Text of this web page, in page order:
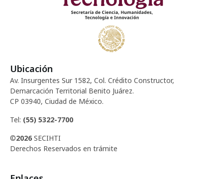
Ubicación
Av. Insurgentes Sur 1582, Col. Crédito Constructor,
Demarcación Territorial Benito Juárez.
CP 03940, Ciudad de México.
Tel: (55) 5322-7700
©2026 SECIHTI
Derechos Reservados en trámite